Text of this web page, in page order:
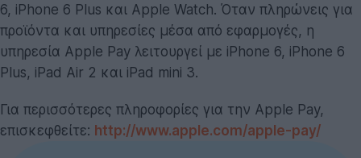
6, iPhone 6 Plus και Apple Watch. Όταν πληρώνεις για
προϊόντα και υπηρεσίες μέσα από εφαρμογές, η
υπηρεσία Apple Pay λειτουργεί με iPhone 6, iPhone 6
Plus, iPad Air 2 και iPad mini 3.
Για περισσότερες πληροφορίες για την Apple Pay,
επισκεφθείτε: http://www.apple.com/apple-pay/